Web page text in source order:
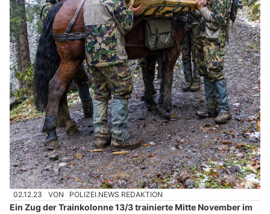
02.12.23 VON POLIZEI.NEWS REDAKTION
Ein Zug der Trainkolonne 13/3 trainierte Mitte November im